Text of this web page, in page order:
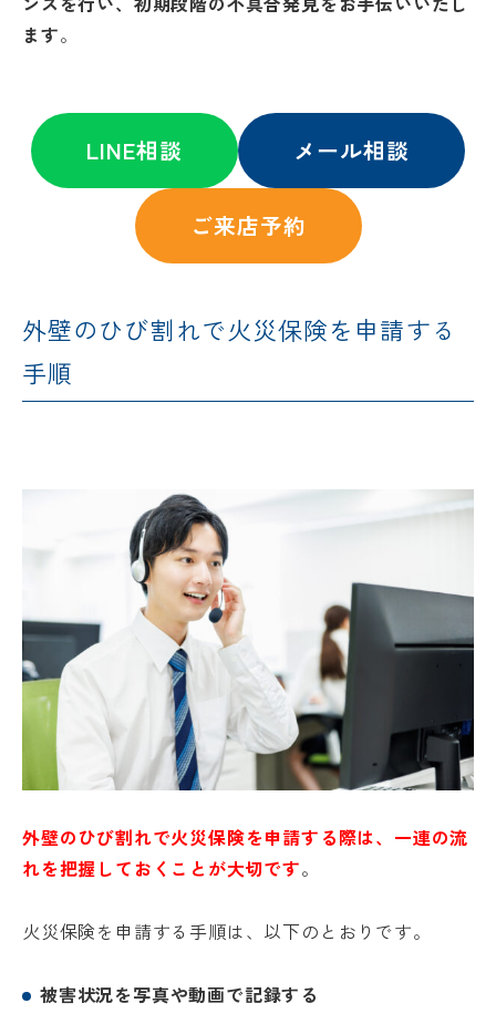
ます。
LINE相談 メール相談
ご来店予約
外壁のひび割れで火災保険を申請する
手順
外壁のひび割れで火災保険を申請する際は、一連の流
れを把握しておくことが大切です。
火災保険を申請する手順は、以下のとおりです。
被害状況を写真や動画で記録する